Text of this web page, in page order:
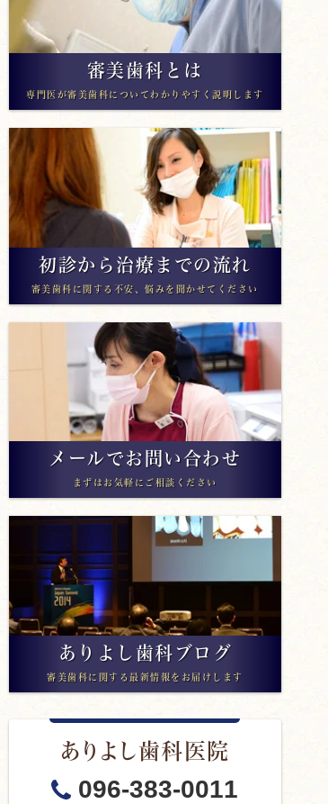
審美歯科とは
専門医が審美歯科についてわかりやすく説明します
初診から治療までの流れ
審美歯科に関する不安、悩みを聞かせてください
メールでお問い合わせ
まずはお気軽にご相談ください
ありよし歯科ブログ
審美歯科に関する最新情報をお届けします
ありよし歯科医院
096-383-0011